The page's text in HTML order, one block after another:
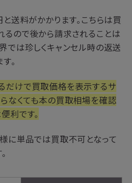
送料がかかります。こちらは買
るので後から請求されることは
では珍しくキャンセル時の返送
。
だけで買取価格を表示するサ
なくても本の買取相場を確認
利です。
に単品では買取不可となって